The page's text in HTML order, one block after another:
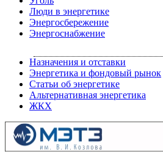
Люди в энергетике
Энергосбережение
Энергоснабжение
Назначения и отставки
Энергетика и фондовый рынок
Статьи об энергетике
Альтернативная энергетика
ЖКХ